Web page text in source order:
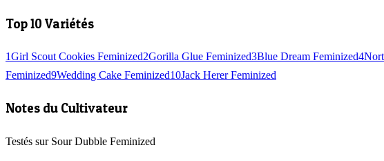
Top 10 Variétés
1Girl Scout Cookies Feminized2Gorilla Glue Feminized3Blue Dream Feminized4
Feminized9Wedding Cake Feminized10Jack Herer Feminized
Notes du Cultivateur
Testés sur Sour Dubble Feminized